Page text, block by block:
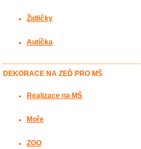
Židličky
Autíčka
DEKORACE NA ZEĎ PRO MŠ
Realizace na MŠ
Moře
ZOO